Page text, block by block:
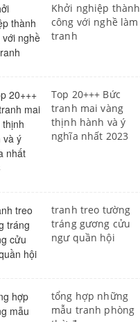
Khởi nghiệp thành
công với nghề làm
tranh
Top 20+++ Bức
tranh mai vàng
thịnh hành và ý
nghĩa nhất 2023
tranh treo tường
tráng gương cửu
ngư quần hội
tổng hợp những
mẫu tranh phòng